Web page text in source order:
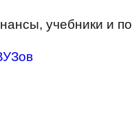
учебники и